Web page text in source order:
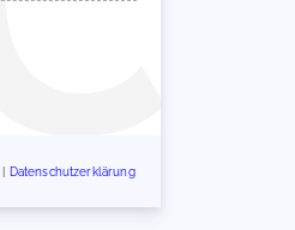
Datenschutzerklärung